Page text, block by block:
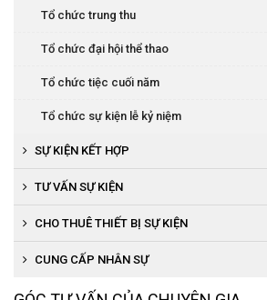
Tổ chức trung thu
Tổ chức đại hội thể thao
Tổ chức tiệc cuối năm
Tổ chức sự kiện lễ kỷ niệm
SỰ KIỆN KẾT HỢP
Tổ chức khai trương, khánh thành
Tổ chức lễ ra mắt sản phẩm
Tổ chức cuộc thi người đẹp, văn nghệ
Tổ chức đại hội thể thao
TƯ VẤN SỰ KIỆN
CHO THUÊ THIẾT BỊ SỰ KIỆN
Cho thuê thiết bị âm thanh, ánh sáng
Cho thuê nhà bạt
CUNG CẤP NHÂN SỰ